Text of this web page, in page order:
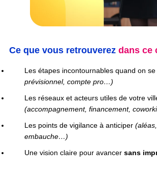
Ce que vous retrouverez dans ce
Les étapes incontournables quand on
prévisionnel, compte pro…)
Les réseaux et acteurs utiles de votre
(accompagnement, financement,
Les points de vigilance à anticiper
embauche…)
Une vision claire pour avancer sans